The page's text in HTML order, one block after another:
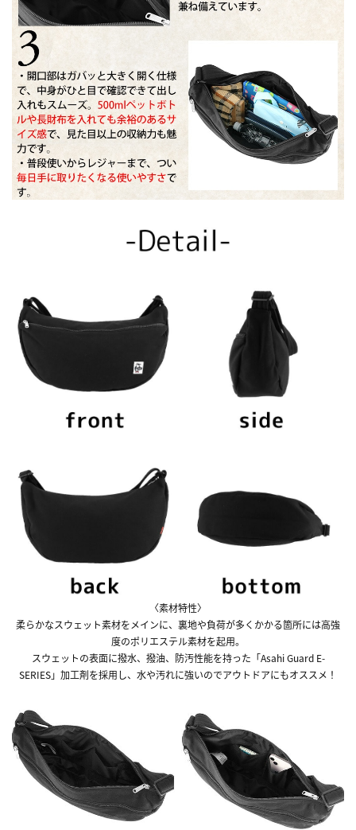
〈素材特性〉
柔らかなスウェット素材をメインに、裏地や負荷が多くかかる箇所には高強
度のポリエステル素材を起用。
スウェットの表面に撥水、撥油、防汚性能を持った「Asahi Guard E-
SERIES」加工剤を採用し、水や汚れに強いのでアウトドアにもオススメ！